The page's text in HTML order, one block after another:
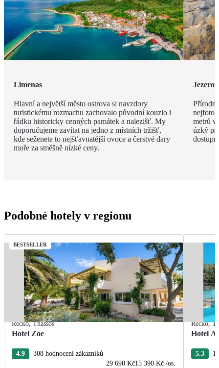
Limenas
Hlavní a největší město ostrova si navzdory
turistickému rozmachu zachovalo původní kouzlo i
řádku historicky cenných památek a nalezišť. My
doporučujeme zavítat na jedno z místních tržišť,
kde seženete to nejšťavnatější ovoce a čerstvé dary
moře za směšně nízké ceny.
Jezero
metrů
úzký
Podobné hotely v regionu
BESTSELLER
Řecko,Thassos
Hotel Zoe
4.9
308 hodnocení zákazníků
29 690 Kč15 390 Kč /os.
Řecko,
Hotel
5.3